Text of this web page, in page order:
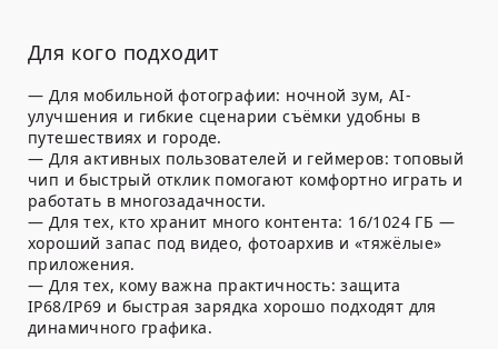
Для кого подходит
— Для мобильной фотографии: ночной зум, AI-
улучшения и гибкие сценарии съёмки удобны в
путешествиях и городе.
— Для активных пользователей и геймеров: топовый
чип и быстрый отклик помогают комфортно играть и
работать в многозадачности.
— Для тех, кто хранит много контента: 16/1024 ГБ —
хороший запас под видео, фотоархив и «тяжёлые»
приложения.
— Для тех, кому важна практичность: защита
IP68/IP69 и быстрая зарядка хорошо подходят для
динамичного графика.